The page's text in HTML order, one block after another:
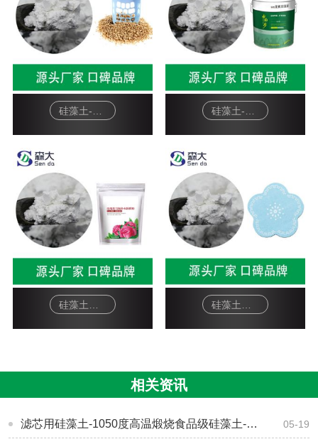
相关资讯
滤芯用硅藻土-1050度高温煅烧食品级硅藻土-[森大硅藻土] 05-19